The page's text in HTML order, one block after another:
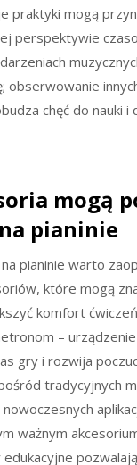
praktyki mogą
perspektywie
obserwowanie
chęć do nauki i
mogą
pianinie
pianinie warto
które mogą
komfort
–
gry i rozwija
tradycyjnych
ważnym